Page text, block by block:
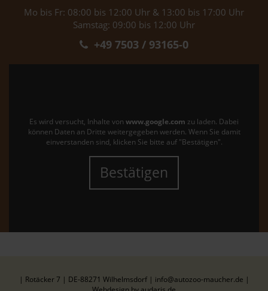
Mo bis Fr: 08:00 bis 12:00 Uhr & 13:00 bis 17:00 Uhr
Samstag: 09:00 bis 12:00 Uhr
+49 7503 / 93165-0
Es wird versucht, Inhalte von www.google.com zu laden. Dabei
können Daten an Dritte weitergegeben werden. Wenn Sie damit
einverstanden sind, klicken Sie bitte auf "Bestätigen".
Bestätigen
| Rotäcker 7 | DE-88271 Wilhelmsdorf | info@autozoo-maucher.de |